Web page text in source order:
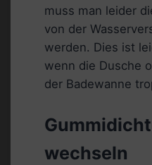
muss man leider
von der
werden. Dies ist
wenn die Dusche
der Badewanne
wechseln